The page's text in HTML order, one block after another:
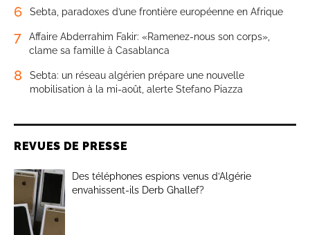
6 Sebta, paradoxes d’une frontière européenne en Afrique
7
Affaire Abderrahim Fakir: «Ramenez-nous son corps»,
clame sa famille à Casablanca
8
Sebta: un réseau algérien prépare une nouvelle
mobilisation à la mi-août, alerte Stefano Piazza
REVUES DE PRESSE
Des téléphones espions venus d’Algérie
envahissent-ils Derb Ghallef?